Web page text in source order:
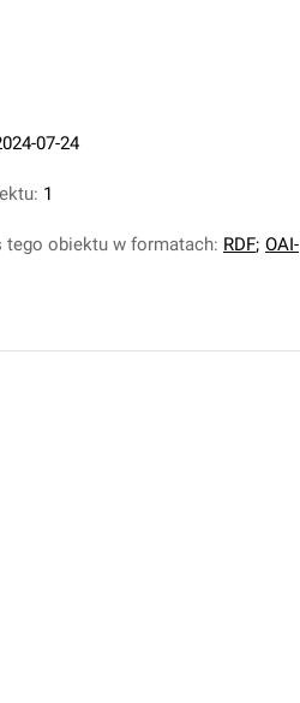
07-24
1
tego obiektu w formatach: RDF; OAI-